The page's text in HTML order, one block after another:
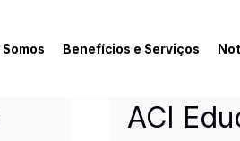
Somos Benefícios e Serviços
ACI